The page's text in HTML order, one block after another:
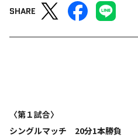
SHARE
〈第１試合〉
シングルマッチ 20分1本勝負